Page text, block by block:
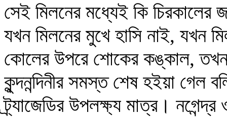
সেই মিলনের মধ্যেই কি
যখন মিলনের মুখে হাসি নাই, যখন
কোলের উপরে শোকের কঙ্কাল, তখন
কুন্দনন্দিনীর সমস্ত শেষ হইয়া গেল
ট্র্যাজেডির উপলক্ষ্য মাত্র। নগেন্দ্র